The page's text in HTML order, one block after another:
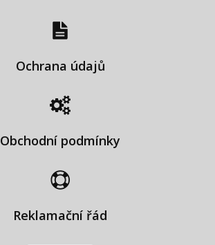
Ochrana údajů
Obchodní podmínky
Reklamační řád